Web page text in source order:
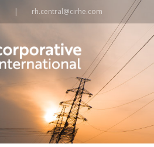
| rh.central@cirhe.com